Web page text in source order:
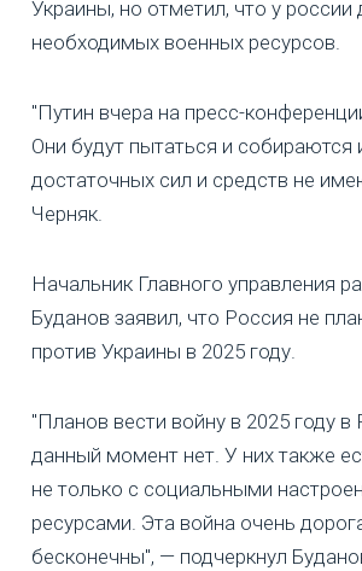
Украины, но отметил, что у россии
необходимых военных ресурсов.
"Путин вчера на пресс-
Они будут пытаться и собираются
достаточных сил и средств не
Черняк.
Начальник Главного управления
Буданов заявил, что Россия не
против Украины в 2025 году.
"Планов вести войну в 2025 году в
данный момент нет. У них также
не только с социальными
ресурсами. Эта война очень
бесконечны", — подчеркнул